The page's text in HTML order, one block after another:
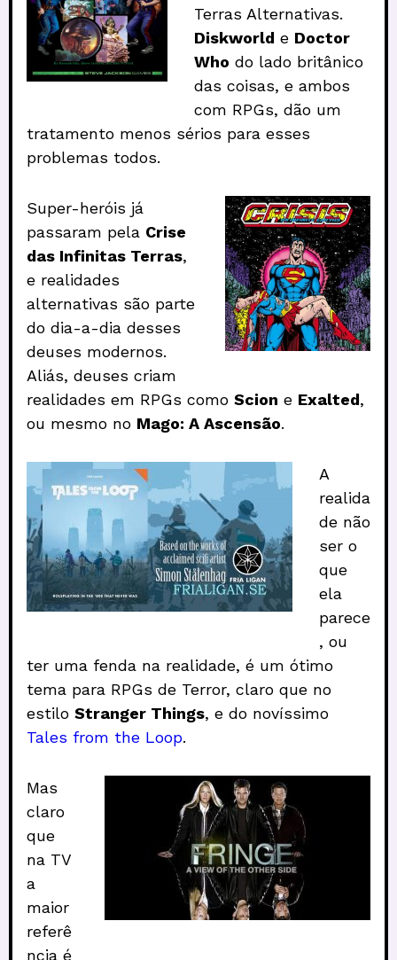
Terras Alternativas.
Diskworld e Doctor
Who do lado britânico
das coisas, e ambos
com RPGs, dão um
tratamento menos sérios para esses
problemas todos.
Super-heróis já
passaram pela Crise
das Infinitas Terras,
e realidades
alternativas são parte
do dia-a-dia desses
deuses modernos.
Aliás, deuses criam
realidades em RPGs como Scion e Exalted,
ou mesmo no Mago: A Ascensão.
A
realida
de não
ser o
que
ela
parece
, ou
ter uma fenda na realidade, é um ótimo
tema para RPGs de Terror, claro que no
estilo Stranger Things, e do novíssimo
Tales from the Loop.
Mas
claro
que
na TV
a
maior
referê
ncia é